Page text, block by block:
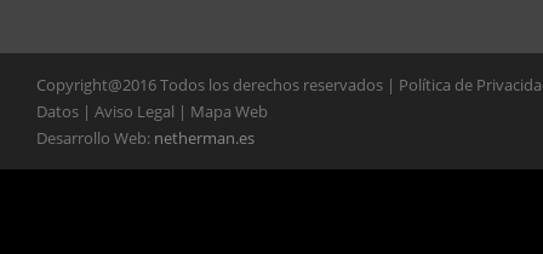
Copyright@2016 Todos los derechos reservados | Política de
Datos | Aviso Legal | Mapa Web
Desarrollo Web: netherman.es